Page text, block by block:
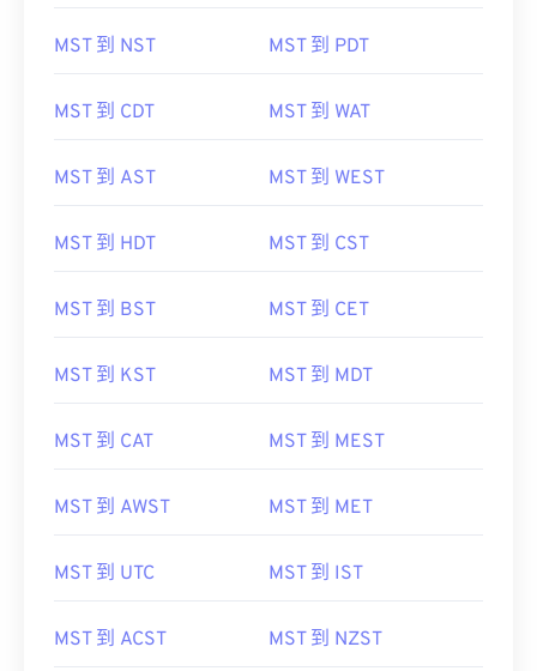
MST 到 NST MST 到 PDT
MST 到 CDT MST 到 WAT
MST 到 AST MST 到 WEST
MST 到 HDT MST 到 CST
MST 到 BST MST 到 CET
MST 到 KST MST 到 MDT
MST 到 CAT MST 到 MEST
MST 到 AWST MST 到 MET
MST 到 UTC MST 到 IST
MST 到 ACST MST 到 NZST